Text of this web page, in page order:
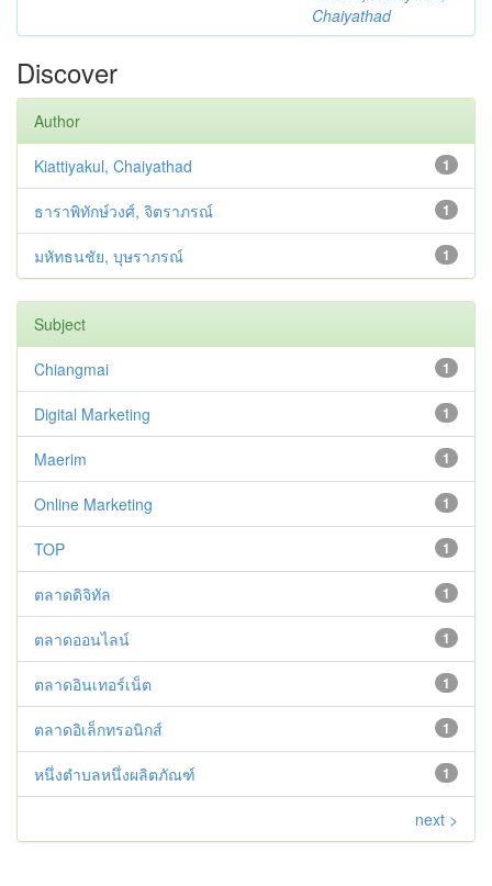
Chaiyathad
Discover
Author
1
Kiattiyakul, Chaiyathad
1
ธาราพิทักษ์วงศ์, จิตราภรณ์
1
มหัทธนชัย, บุษราภรณ์
Subject
1
Chiangmai
1
Digital Marketing
1
Maerim
1
Online Marketing
1
TOP
1
ตลาดดิจิทัล
1
ตลาดออนไลน์
1
ตลาดอินเทอร์เน็ต
1
ตลาดอิเล็กทรอนิกส์
1
หนึ่งตำบลหนึ่งผลิตภัณฑ์
next >